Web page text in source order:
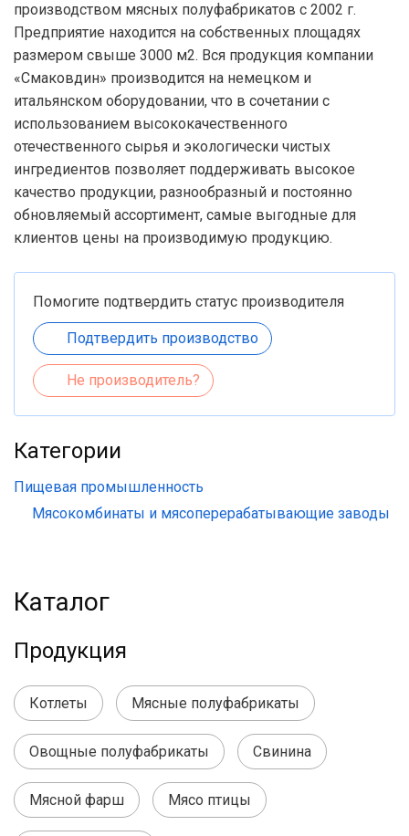
производством мясных полуфабрикатов с 2002 г.
Предприятие находится на собственных площадях
размером свыше 3000 м2. Вся продукция компании
«Смаковдин» производится на немецком и
итальянском оборудовании, что в сочетании с
использованием высококачественного
отечественного сырья и экологически чистых
ингредиентов позволяет поддерживать высокое
качество продукции, разнообразный и постоянно
обновляемый ассортимент, самые выгодные для
клиентов цены на производимую продукцию.
Помогите подтвердить статус производителя
Подтвердить производство
Не производитель?
Категории
Пищевая промышленность
Мясокомбинаты и мясоперерабатывающие заводы
Каталог
Продукция
Котлеты Мясные полуфабрикаты
Овощные полуфабрикаты Свинина
Мясной фарш Мясо птицы